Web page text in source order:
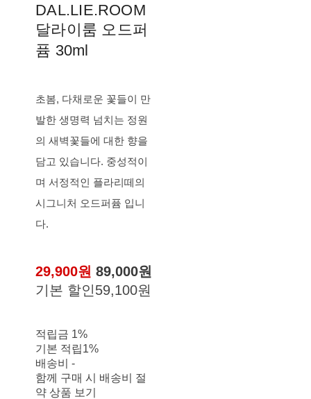
DAL.LIE.ROOM
달라이룸 오드퍼
퓸 30ml
초봄, 다채로운 꽃들이 만
발한 생명력 넘치는 정원
의 새벽꽃들에 대한 향을
담고 있습니다. 중성적이
며 서정적인 플라리떼의
시그니처 오드퍼퓸 입니
다.
29,900원89,000원
기본 할인59,100원
적립금 1%
기본 적립1%
배송비-
함께 구매 시 배송비 절
약 상품 보기